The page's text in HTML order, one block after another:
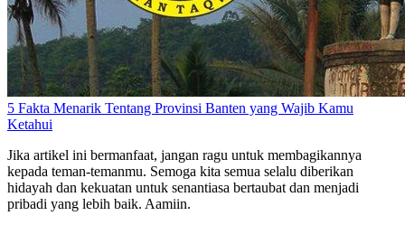
5 Fakta Menarik Tentang Provinsi Banten yang Wajib Kamu
Ketahui
Jika artikel ini bermanfaat, jangan ragu untuk membagikannya
kepada teman-temanmu. Semoga kita semua selalu diberikan
hidayah dan kekuatan untuk senantiasa bertaubat dan menjadi
pribadi yang lebih baik. Aamiin.